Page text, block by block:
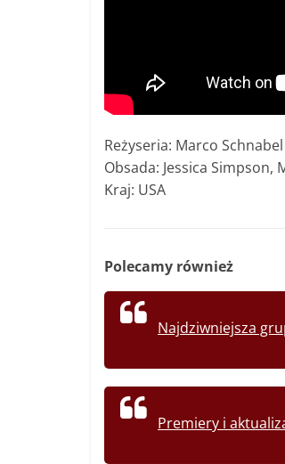
Reżyseria: Marco Schnabel
Obsada: Jessica Simpson,
Kraj: USA
Polecamy również
Najdziwniejsza
Premiery i